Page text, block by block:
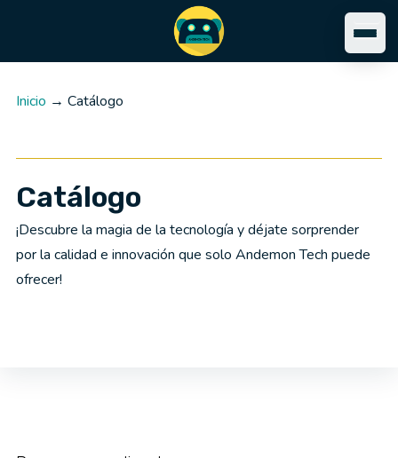
Inicio → Catálogo
Catálogo
¡Descubre la magia de la tecnología y déjate sorprender
por la calidad e innovación que solo Andemon Tech puede
ofrecer!